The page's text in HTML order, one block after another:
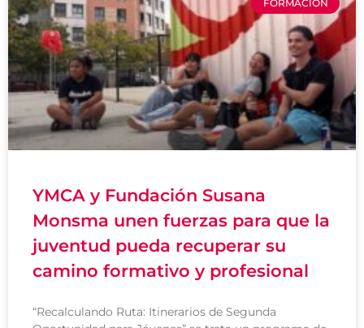
FORMACIÓN
YMCA y Fundación Susana
Monsma unen fuerzas para que la
juventud pueda recuperar su
camino formativo y profesional
“Recalculando Ruta: Itinerarios de Segunda